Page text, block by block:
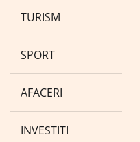
TURISM
SPORT
AFACERI
INVESTITI